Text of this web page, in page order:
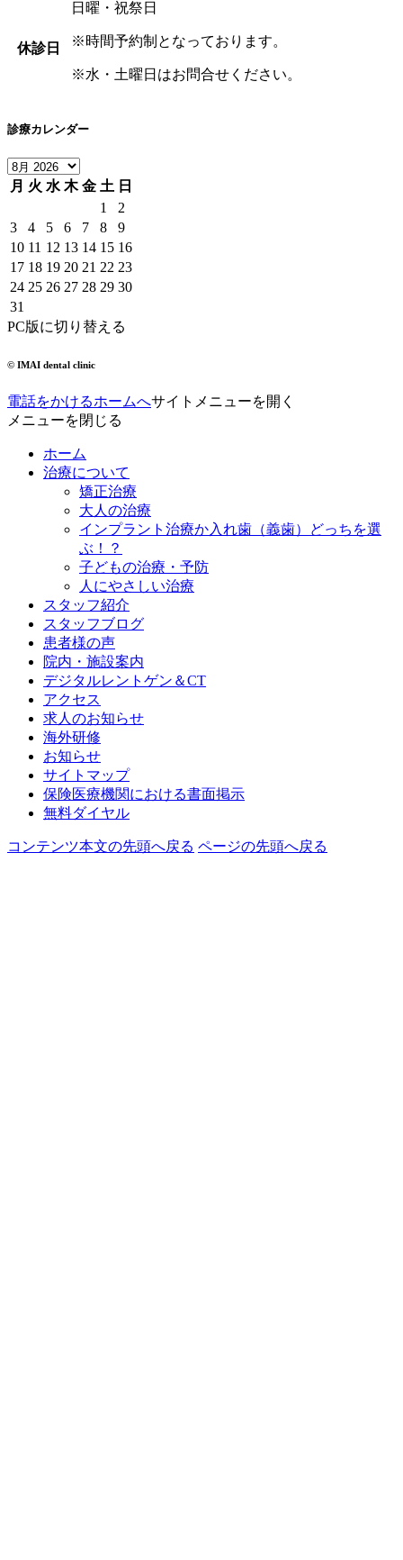
休診日
日曜・祝祭日
※時間予約制となっております。
※水・土曜日はお問合せください。
診療カレンダー
月 火 水 木 金 土 日
1
2
3
4 5 6 7 8
9
10 11 12 13 14 15 16
17 18 19 20 21 22 23
24 25 26 27 28 29 30
31
PC版に切り替える
© IMAI dental clinic
電話をかけるホームへサイトメニューを開く
メニューを閉じる
ホーム
治療について
矯正治療
大人の治療
インプラント治療か入れ歯（義歯）どっちを選
ぶ！？
子どもの治療・予防
人にやさしい治療
スタッフ紹介
スタッフブログ
患者様の声
院内・施設案内
デジタルレントゲン＆CT
アクセス
求人のお知らせ
海外研修
お知らせ
サイトマップ
保険医療機関における書面掲示
無料ダイヤル
コンテンツ本文の先頭へ戻る ページの先頭へ戻る